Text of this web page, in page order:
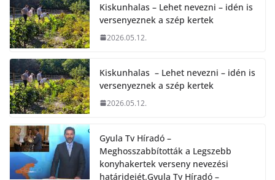
Kiskunhalas – Lehet nevezni – idén is
versenyeznek a szép kertek
2026.05.12.
Kiskunhalas – Lehet nevezni – idén is
versenyeznek a szép kertek
2026.05.12.
Gyula Tv Híradó –
Meghosszabbították a Legszebb
konyhakertek verseny nevezési
határidejét.Gyula Tv Híradó –